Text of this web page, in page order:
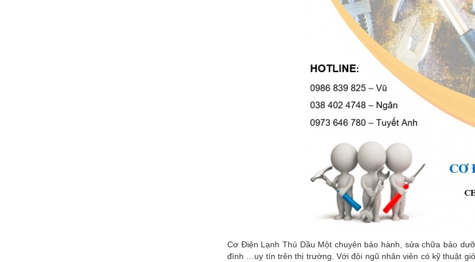
Cơ Điện Lạnh Thủ Dầu Một chuyên bảo hành, sửa chữa bảo
đình …uy tín trên thị trường. Với đội ngũ nhân viên có kỹ thuật